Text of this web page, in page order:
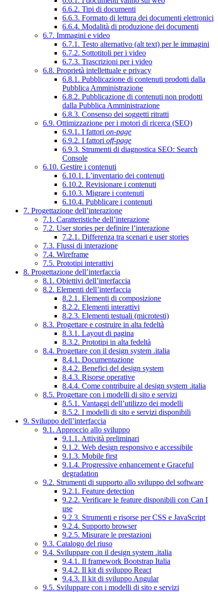
6.6.2. Tipi di documenti
6.6.3. Formato di lettura dei documenti elettronici
6.6.4. Modalità di produzione dei documenti
6.7. Immagini e video
6.7.1. Testo alternativo (alt text) per le immagini
6.7.2. Sottotitoli per i video
6.7.3. Trascrizioni per i video
6.8. Proprietà intellettuale e privacy
6.8.1. Pubblicazione di contenuti prodotti dalla
Pubblica Amministrazione
6.8.2. Pubblicazione di contenuti non prodotti
dalla Pubblica Amministrazione
6.8.3. Consenso dei soggetti ritratti
6.9. Ottimizzazione per i motori di ricerca (SEO)
6.9.1. I fattori on-page
6.9.2. I fattori off-page
6.9.3. Strumenti di diagnostica SEO: Search
Console
6.10. Gestire i contenuti
6.10.1. L’inventario dei contenuti
6.10.2. Revisionare i contenuti
6.10.3. Migrare i contenuti
6.10.4. Pubblicare i contenuti
7. Progettazione dell’interazione
7.1. Caratteristiche dell’interazione
7.2. User stories per definire l’interazione
7.2.1. Differenza tra scenari e user stories
7.3. Flussi di interazione
7.4. Wireframe
7.5. Prototipi interattivi
8. Progettazione dell’interfaccia
8.1. Obiettivi dell’interfaccia
8.2. Elementi dell’interfaccia
8.2.1. Elementi di composizione
8.2.2. Elementi interattivi
8.2.3. Elementi testuali (microtesti)
8.3. Progettare e costruire in alta fedeltà
8.3.1. Layout di pagina
8.3.2. Prototipi in alta fedeltà
8.4. Progettare con il design system .italia
8.4.1. Documentazione
8.4.2. Benefici del design system
8.4.3. Risorse operative
8.4.4. Come contribuire al design system .italia
8.5. Progettare con i modelli di sito e servizi
8.5.1. Vantaggi dell’utilizzo dei modelli
8.5.2. I modelli di sito e servizi disponibili
9. Sviluppo dell’interfaccia
9.1. Approccio allo sviluppo
9.1.1. Attività preliminari
9.1.2. Web design responsivo e accessibile
9.1.3. Mobile first
9.1.4. Progressive enhancement e Graceful
degradation
9.2. Strumenti di supporto allo sviluppo del software
9.2.1. Feature detection
9.2.2. Verificare le feature disponibili con Can I
use
9.2.3. Strumenti e risorse per CSS e JavaScript
9.2.4. Supporto browser
9.2.5. Misurare le prestazioni
9.3. Catalogo del riuso
9.4. Sviluppare con il design system .italia
9.4.1. Il framework Bootstrap Italia
9.4.2. Il kit di sviluppo React
9.4.3. Il kit di sviluppo Angular
9.5. Sviluppare con i modelli di sito e servizi